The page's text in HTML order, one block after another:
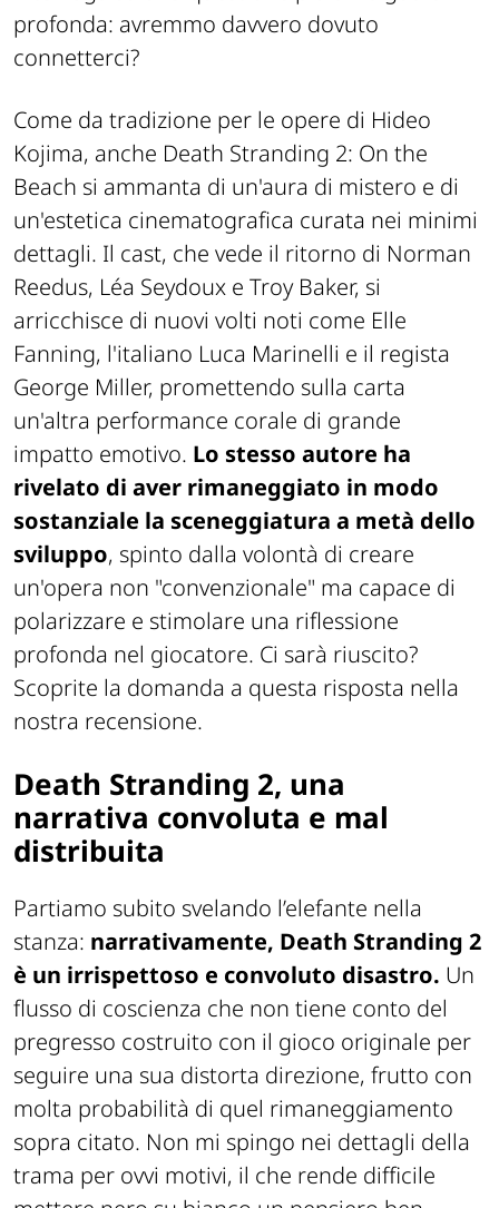
profonda: avremmo davvero dovuto
connetterci?
Come da tradizione per le opere di Hideo
Kojima, anche Death Stranding 2: On the
Beach si ammanta di un'aura di mistero e di
un'estetica cinematografica curata nei minimi
dettagli. Il cast, che vede il ritorno di Norman
Reedus, Léa Seydoux e Troy Baker, si
arricchisce di nuovi volti noti come Elle
Fanning, l'italiano Luca Marinelli e il regista
George Miller, promettendo sulla carta
un'altra performance corale di grande
impatto emotivo. Lo stesso autore ha
rivelato di aver rimaneggiato in modo
sostanziale la sceneggiatura a metà dello
sviluppo, spinto dalla volontà di creare
un'opera non "convenzionale" ma capace di
polarizzare e stimolare una riflessione
profonda nel giocatore. Ci sarà riuscito?
Scoprite la domanda a questa risposta nella
nostra recensione.
Death Stranding 2, una
narrativa convoluta e mal
distribuita
Partiamo subito svelando l’elefante nella
stanza: narrativamente, Death Stranding 2
è un irrispettoso e convoluto disastro. Un
flusso di coscienza che non tiene conto del
pregresso costruito con il gioco originale per
seguire una sua distorta direzione, frutto con
molta probabilità di quel rimaneggiamento
sopra citato. Non mi spingo nei dettagli della
trama per ovvi motivi, il che rende difficile